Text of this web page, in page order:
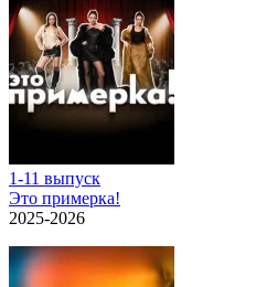
1-11 выпуск
Это примерка!
2025-2026